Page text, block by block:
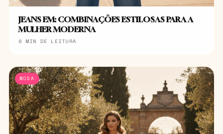
JEANS EM: COMBINAÇÕES ESTILOSAS PARA A
MULHER MODERNA
8 MIN DE LEITURA
MODA